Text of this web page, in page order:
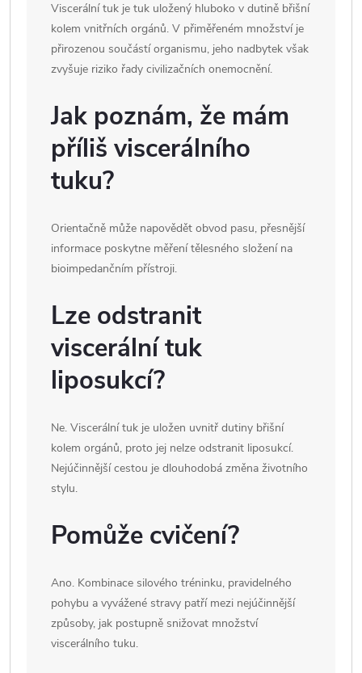
Viscerální tuk je tuk uložený hluboko v dutině břišní
kolem vnitřních orgánů. V přiměřeném množství je
přirozenou součástí organismu, jeho nadbytek však
zvyšuje riziko řady civilizačních onemocnění.
Jak poznám, že mám
příliš viscerálního
tuku?
Orientačně může napovědět obvod pasu, přesnější
informace poskytne měření tělesného složení na
bioimpedančním přístroji.
Lze odstranit
viscerální tuk
liposukcí?
Ne. Viscerální tuk je uložen uvnitř dutiny břišní
kolem orgánů, proto jej nelze odstranit liposukcí.
Nejúčinnější cestou je dlouhodobá změna životního
stylu.
Pomůže cvičení?
Ano. Kombinace silového tréninku, pravidelného
pohybu a vyvážené stravy patří mezi nejúčinnější
způsoby, jak postupně snižovat množství
viscerálního tuku.